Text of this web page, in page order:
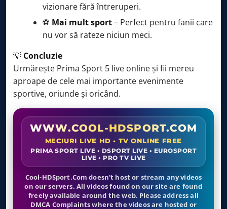
vizionare fără întreruperi.
⚽ Mai mult sport– Perfect pentru fanii care
nu vor să rateze niciun meci.
💡 Concluzie
Urmărește Prima Sport 5 live online și fii mereu
aproape de cele mai importante evenimente
sportive, oriunde și oricând.
WWW.COOL-HDSPORT.COM
MECIURI LIVE HD • TV ONLINE FREE
PRIMA SPORT LIVE • DSPORT LIVE • EUROSPORT
LIVE • PRO TV LIVE
Cool-HDSport.Com doesn't host or stream any videos
on our servers. All videos found on our site are found
freely available around the web. Please address all
DMCA Complaints where the videos are hosted or